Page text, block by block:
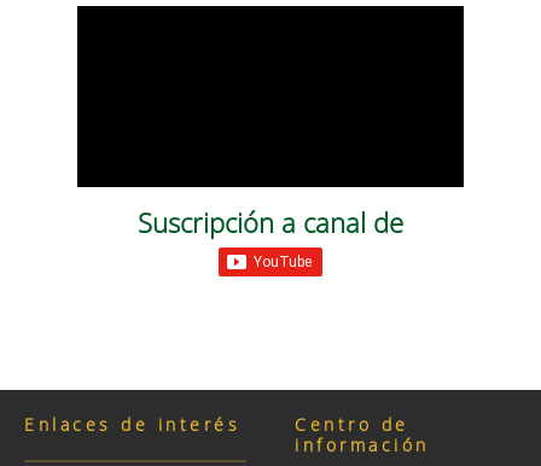
Suscripción a canal de
Enlaces de interés
Centro de
información